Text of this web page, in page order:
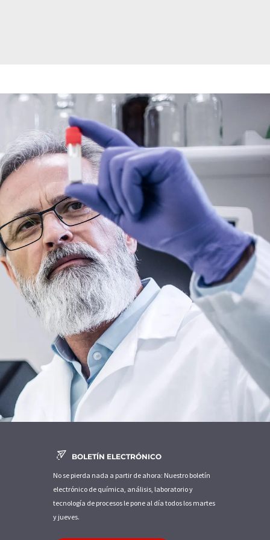
BOLETÍN ELECTRÓNICO
No se pierda nada a partir de ahora: Nuestro boletín
electrónico de química, análisis, laboratorio y
tecnología de procesos le pone al día todos los martes
y jueves.